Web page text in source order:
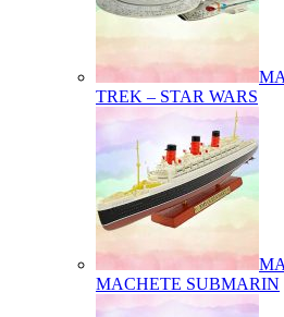
TREK – STAR WARS
MACHETE SUBMARIN